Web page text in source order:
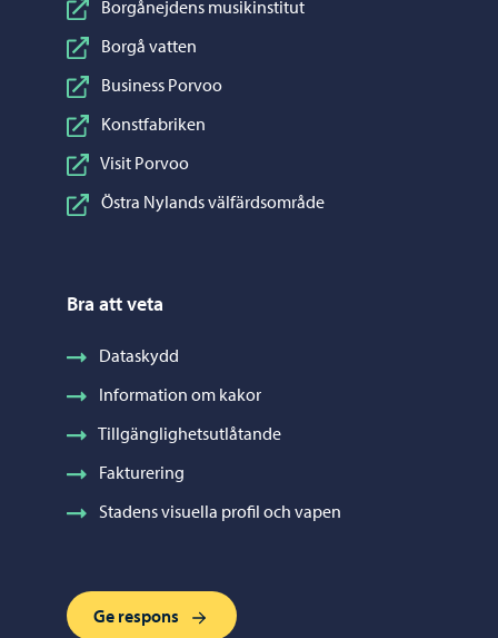
Borgånejdens musikinstitut
Borgå vatten
Business Porvoo
Konstfabriken
Visit Porvoo
Östra Nylands välfärdsområde
Bra att veta
Dataskydd
Information om kakor
Tillgänglighetsutlåtande
Fakturering
Stadens visuella profil och vapen
Ge respons